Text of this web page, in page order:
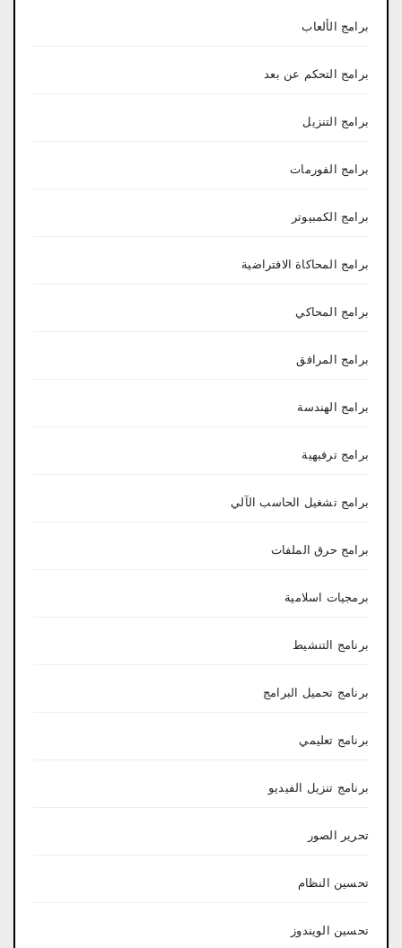
برامج الألعاب
برامج التحكم عن بعد
برامج التنزيل
برامج الفورمات
برامج الكمبيوتر
برامج المحاكاة الافتراضية
برامج المحاكي
برامج المرافق
برامج الهندسة
برامج ترفيهية
برامج تشغيل الحاسب الآلي
برامج حرق الملفات
برمجيات اسلامية
برنامج التنشيط
برنامج تحميل البرامج
برنامج تعليمي
برنامج تنزيل الفيديو
تحرير الصور
تحسين النظام
تحسين الويندوز